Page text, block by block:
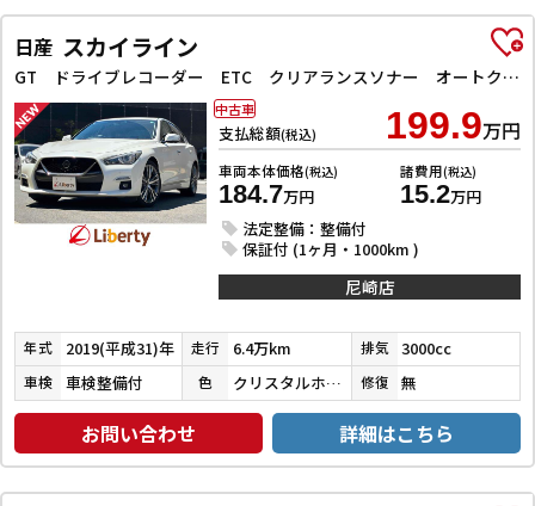
日産 スカイライン
GT ドライブレコーダー ETC クリアランスソナー オートクルーズコントロール 衝突被害軽減システム 全周囲カメラ ナビ TV アルミホイール オートライト LEDヘッドランプ サンルーフ AT
支払総額(税込) 199.9万円
車両本体価格(税込)
184.7万円
諸費用(税込)
15.2万円
法定整備：整備付
保証付 (1ヶ月・1000km )
中古車
尼崎店
年式 2019(平成31)年 走行 6.4万km 排気 3000cc
車検 車検整備付 色 クリスタルホワイトパール３コートパール 修復 無
お問い合わせ 詳細はこちら